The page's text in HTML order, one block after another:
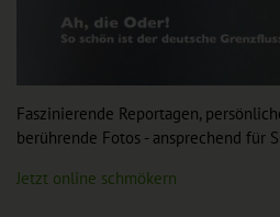
Faszinierende Reportagen,
berührende Fotos - ansprechend für
Jetzt online schmökern